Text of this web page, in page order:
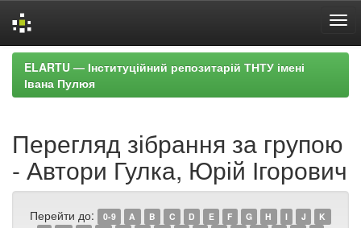
Skip
navigation
ELARTU — Інституційний репозитарій ТНТУ імені
Івана Пулюя
Перегляд зібрання за групою
- Автори Гулка, Юрій Ігорович
Перейти до: 0-9 A B C D E F G H I J
K